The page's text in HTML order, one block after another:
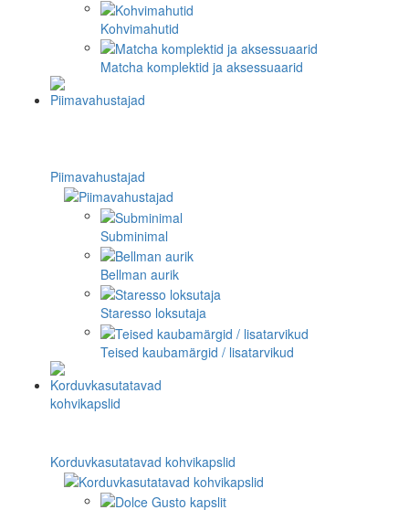
Kohvimahutid
Matcha komplektid ja aksessuaarid
Piimavahustajad
Subminimal
Bellman aurik
Staresso loksutaja
Teised kaubamärgid / lisatarvikud
Korduvkasutatavad kohvikapslid